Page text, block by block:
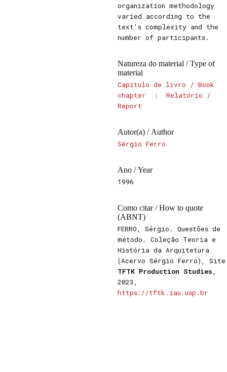
organization methodology
varied according to the
text's complexity and the
number of participants.
Natureza do material / Type of
material
Capítulo de livro / Book
chapter
|
Relatório /
Report
Autor(a) / Author
Sérgio Ferro
Ano / Year
1996
Como citar / How to quote
(ABNT)
FERRO, Sérgio. Questões de
método. Coleção Teoria e
História da Arquitetura
(Acervo Sérgio Ferro), Site
TFTK Production Studies,
2023,
https://tftk.iau.usp.br